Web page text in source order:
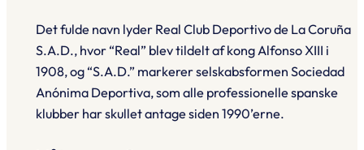
Det fulde navn lyder Real Club Deportivo de La Coruña
S.A.D., hvor “Real” blev tildelt af kong Alfonso XIII i
1908, og “S.A.D.” markerer selskabsformen Sociedad
Anónima Deportiva, som alle professionelle spanske
klubber har skullet antage siden 1990’erne.